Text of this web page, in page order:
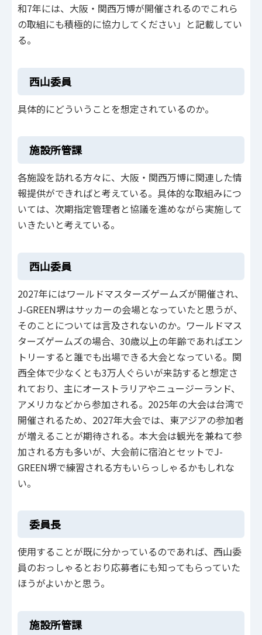
和7年には、大阪・関西万博が開催されるのでこれら
の取組にも積極的に協力してください」と記載してい
る。
西山委員
具体的にどういうことを想定されているのか。
施設所管課
各施設を訪れる方々に、大阪・関西万博に関連した情
報提供ができればと考えている。具体的な取組みにつ
いては、次期指定管理者と協議を進めながら実施して
いきたいと考えている。
西山委員
2027年にはワールドマスターズゲームズが開催され、
J-GREEN堺はサッカーの会場となっていたと思うが、
そのことについては言及されないのか。ワールドマス
ターズゲームズの場合、30歳以上の年齢であればエン
トリーすると誰でも出場できる大会となっている。関
西全体で少なくとも3万人ぐらいが来訪すると想定さ
れており、主にオーストラリアやニュージーランド、
アメリカなどから参加される。2025年の大会は台湾で
開催されるため、2027年大会では、東アジアの参加者
が増えることが期待される。本大会は観光を兼ねて参
加される方も多いが、大会前に宿泊とセットでJ-
GREEN堺で練習される方もいらっしゃるかもしれな
い。
委員長
使用することが既に分かっているのであれば、西山委
員のおっしゃるとおり応募者にも知ってもらっていた
ほうがよいかと思う。
施設所管課